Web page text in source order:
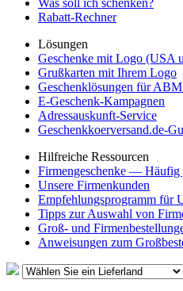
Was soll ich schenken?
Rabatt-Rechner
Lösungen
Geschenke mit Logo (USA
Grußkarten mit Ihrem Logo
Geschenklösungen für
E-Geschenk-Kampagnen
Adressauskunft-Service
Geschenkkoerversand.de-
Hilfreiche Ressourcen
Firmengeschenke — Häufig
Unsere Firmenkunden
Empfehlungsprogramm für
Tipps zur Auswahl von
Groß- und
Anweisungen zum